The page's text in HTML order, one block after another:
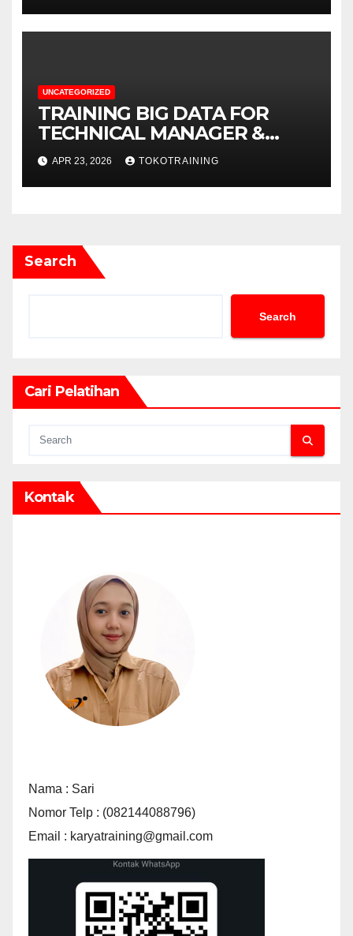
UNCATEGORIZED
TRAINING BIG DATA FOR
TECHNICAL MANAGER &
DECISION MAKERS
APR 23, 2026 TOKOTRAINING
Search
Search
Cari Pelatihan
Kontak
Nama : Sari
Nomor Telp : (082144088796)
Email : karyatraining@gmail.com